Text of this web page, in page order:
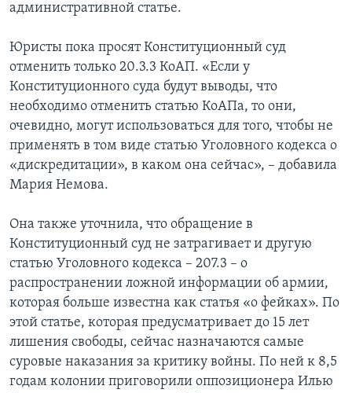
административной статье.
Юристы пока просят Конституционный суд
отменить только 20.3.3 КоАП. «Если у
Конституционного суда будут выводы, что
необходимо отменить статью КоАПа, то они,
очевидно, могут использоваться для того, чтобы не
применять в том виде статью Уголовного кодекса о
«дискредитации», в каком она сейчас», – добавила
Мария Немова.
Она также уточнила, что обращение в
Конституционный суд не затрагивает и другую
статью Уголовного кодекса – 207.3 – о
распространении ложной информации об армии,
которая больше известна как статья «о фейках». По
этой статье, которая предусматривает до 15 лет
лишения свободы, сейчас назначаются самые
суровые наказания за критику войны. По ней к 8,5
годам колонии приговорили оппозиционера Илью